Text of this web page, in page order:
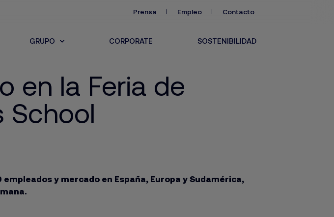
Prensa Empleo Contacto
GRUPO CORPORATE SOSTENIBILIDAD
en la Feria de
School
y mercado en España, Europa y Sudamérica,